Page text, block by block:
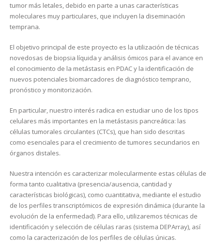
tumor más letales, debido en parte a unas características
moleculares muy particulares, que incluyen la diseminación
temprana.
El objetivo principal de este proyecto es la utilización de técnicas
novedosas de biopsia líquida y análisis ómicos para el avance en
el conocimiento de la metástasis en PDAC y la identificación de
nuevos potenciales biomarcadores de diagnóstico temprano,
pronóstico y monitorización.
En particular, nuestro interés radica en estudiar uno de los tipos
celulares más importantes en la metástasis pancreática: las
células tumorales circulantes (CTCs), que han sido descritas
como esenciales para el crecimiento de tumores secundarios en
órganos distales.
Nuestra intención es caracterizar molecularmente estas células de
forma tanto cualitativa (presencia/ausencia, cantidad y
características biológicas), como cuantitativa, mediante el estudio
de los perfiles transcriptómicos de expresión dinámica (durante la
evolución de la enfermedad). Para ello, utilizaremos técnicas de
identificación y selección de células raras (sistema DEPArray), así
como la caracterización de los perfiles de células únicas.